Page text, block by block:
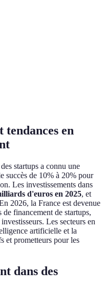
en
startups a connu une
succès de 10% à 20% pour
Les investissements dans
d'euros en 2025, et
2026, la France est devenue
financement de startups,
Les secteurs en
artificielle et la
et prometteurs pour les
dans des